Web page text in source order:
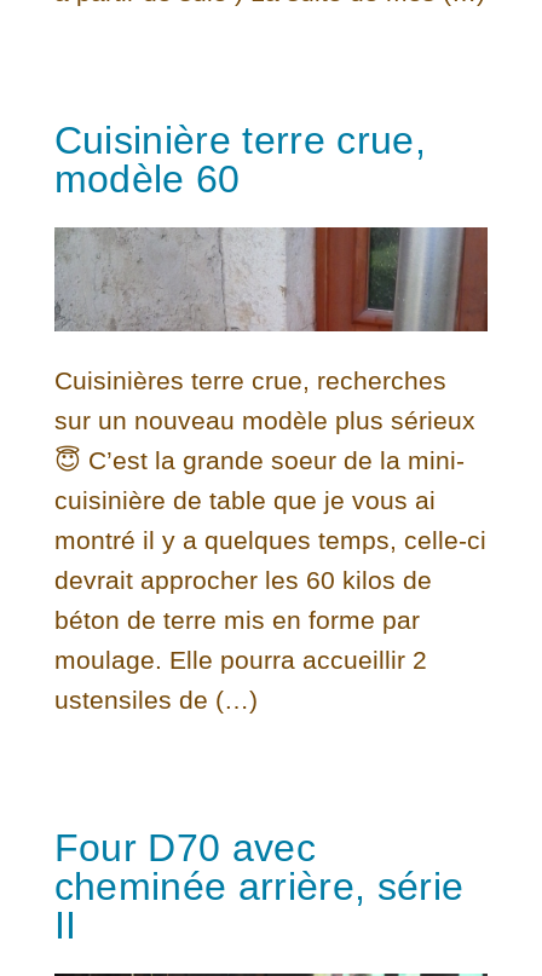
Cuisinière terre crue,
modèle 60
Cuisinières terre crue, recherches
sur un nouveau modèle plus sérieux
😇 C’est la grande soeur de la mini-
cuisinière de table que je vous ai
montré il y a quelques temps, celle-ci
devrait approcher les 60 kilos de
béton de terre mis en forme par
moulage. Elle pourra accueillir 2
ustensiles de (…)
Four D70 avec
cheminée arrière, série
II